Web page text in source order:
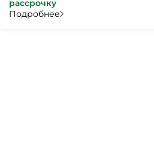
рассрочку
Подробнее